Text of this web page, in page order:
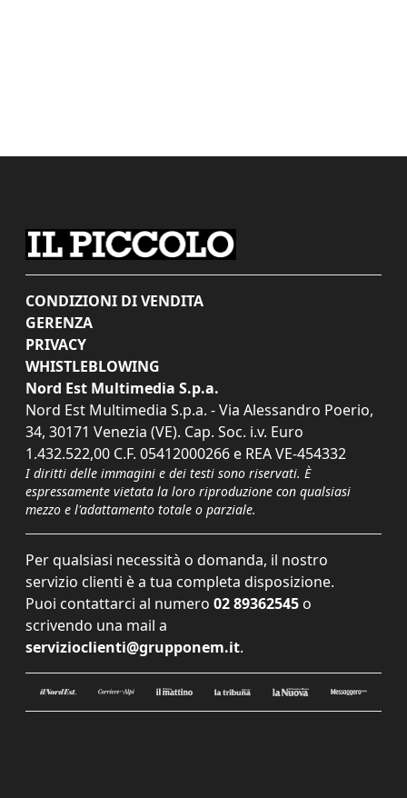
CONDIZIONI DI VENDITA
GERENZA
PRIVACY
WHISTLEBLOWING
Nord Est Multimedia S.p.a.
Nord Est Multimedia S.p.a. - Via Alessandro Poerio,
34, 30171 Venezia (VE). Cap. Soc. i.v. Euro
1.432.522,00 C.F. 05412000266 e REA VE-454332
I diritti delle immagini e dei testi sono riservati. È
espressamente vietata la loro riproduzione con qualsiasi
mezzo e l'adattamento totale o parziale.
Per qualsiasi necessità o domanda, il nostro
servizio clienti è a tua completa disposizione.
Puoi contattarci al numero 02 89362545 o
scrivendo una mail a
servizioclienti@grupponem.it.